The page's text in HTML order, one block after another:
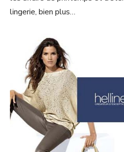
lingerie, bien plus…